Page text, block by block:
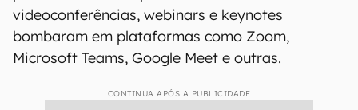
videoconferências, webinars e keynotes
bombaram em plataformas como Zoom,
Microsoft Teams, Google Meet e outras.
CONTINUA APÓS A PUBLICIDADE